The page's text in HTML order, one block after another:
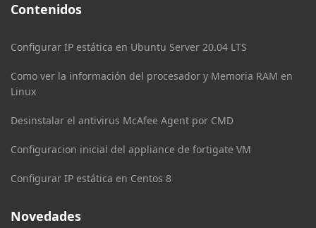
Contenidos
Configurar IP estática en Ubuntu Server 20.04 LTS
Como ver la información del procesador y Memoria RAM en
Linux
Desinstalar el antivirus McAfee Agent por CMD
Configuracion inicial del appliance de fortigate VM
Configurar IP estática en Centos 8
Novedades